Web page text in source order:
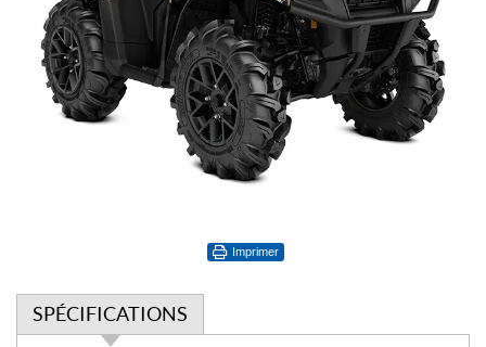
Imprimer
SPÉCIFICATIONS